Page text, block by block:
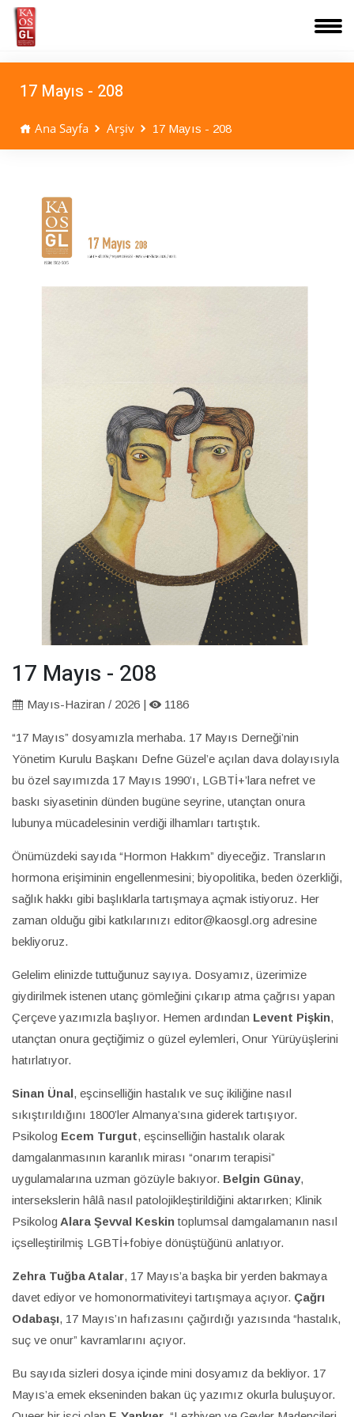
17 Mayıs - 208
Ana Sayfa Arşiv 17 Mayıs - 208
17 Mayıs - 208
Mayıs-Haziran / 2026 | 1186
“17 Mayıs” dosyamızla merhaba. 17 Mayıs Derneği’nin
Yönetim Kurulu Başkanı Defne Güzel’e açılan dava dolayısıyla
bu özel sayımızda 17 Mayıs 1990’ı, LGBTİ+’lara nefret ve
baskı siyasetinin dünden bugüne seyrine, utançtan onura
lubunya mücadelesinin verdiği ilhamları tartıştık.
Önümüzdeki sayıda “Hormon Hakkım” diyeceğiz. Transların
hormona erişiminin engellenmesini; biyopolitika, beden özerkliği,
sağlık hakkı gibi başlıklarla tartışmaya açmak istiyoruz. Her
zaman olduğu gibi katkılarınızı editor@kaosgl.org adresine
bekliyoruz.
Gelelim elinizde tuttuğunuz sayıya. Dosyamız, üzerimize
giydirilmek istenen utanç gömleğini çıkarıp atma çağrısı yapan
Çerçeve yazımızla başlıyor. Hemen ardından Levent Pişkin,
utançtan onura geçtiğimiz o güzel eylemleri, Onur Yürüyüşlerini
hatırlatıyor.
Sinan Ünal, eşcinselliğin hastalık ve suç ikiliğine nasıl
sıkıştırıldığını 1800’ler Almanya’sına giderek tartışıyor.
Psikolog Ecem Turgut, eşcinselliğin hastalık olarak
damgalanmasının karanlık mirası “onarım terapisi”
uygulamalarına uzman gözüyle bakıyor. Belgin Günay,
intersekslerin hâlâ nasıl patolojikleştirildiğini aktarırken; Klinik
Psikolog Alara Şevval Keskintoplumsal damgalamanın nasıl
içselleştirilmiş LGBTİ+fobiye dönüştüğünü anlatıyor.
Zehra Tuğba Atalar, 17 Mayıs’a başka bir yerden bakmaya
davet ediyor ve homonormativiteyi tartışmaya açıyor. Çağrı
Odabaşı, 17 Mayıs’ın hafızasını çağırdığı yazısında “hastalık,
suç ve onur” kavramlarını açıyor.
Bu sayıda sizleri dosya içinde mini dosyamız da bekliyor. 17
Mayıs’a emek ekseninden bakan üç yazımız okurla buluşuyor.